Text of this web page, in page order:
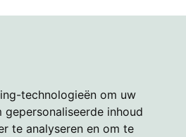
technologieën om uw
inhoud
te analyseren en om te